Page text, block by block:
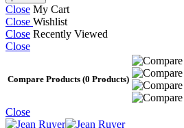
Close My Cart
Close Wishlist
Close Recently Viewed
Close
Compare Products (0 Products)
Close